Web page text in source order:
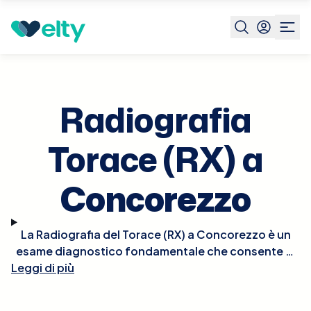
Prenota visita Concorezzo
Radiografia
Torace (RX) a
Concorezzo
La Radiografia del Torace (RX) a Concorezzo è un
esame diagnostico fondamentale che consente di
visualizzare i polmoni, il cuore, i grandi vasi e le ossa
Leggi di più